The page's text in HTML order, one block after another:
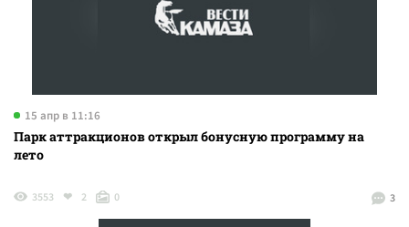
15 апр в 11:16
Парк аттракционов открыл бонусную программу на
лето
3
3553 2 0